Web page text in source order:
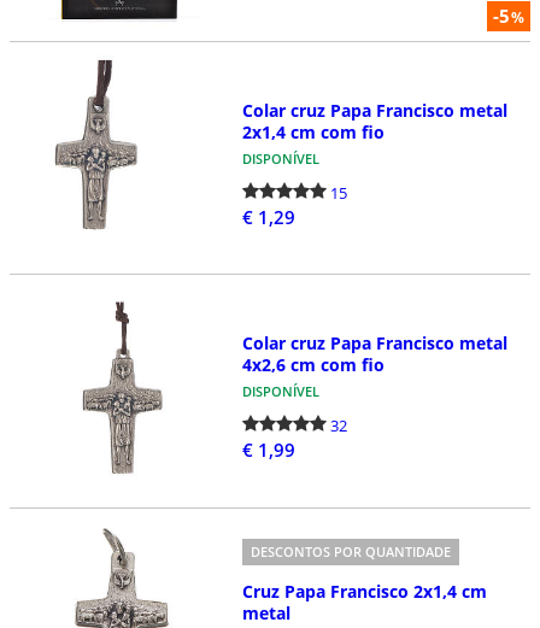
-5%
Colar cruz Papa Francisco metal
2x1,4 cm com fio
DISPONÍVEL
15
€ 1,29
Colar cruz Papa Francisco metal
4x2,6 cm com fio
DISPONÍVEL
32
€ 1,99
DESCONTOS POR QUANTIDADE
Cruz Papa Francisco 2x1,4 cm
metal